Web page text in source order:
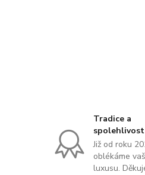
Tradice a
spolehlivost
Již od roku
oblékáme
luxusu.